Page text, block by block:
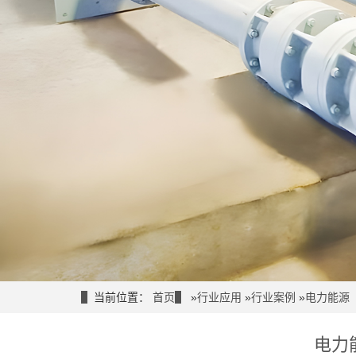
当前位置： 首页 »行业应用 »行业案例 »电力能源
电力